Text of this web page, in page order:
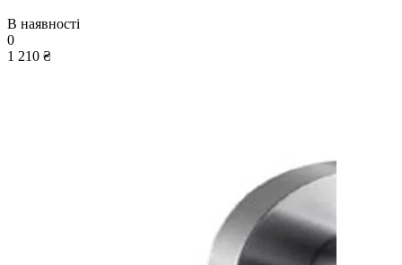
В наявності
0
1 210 ₴